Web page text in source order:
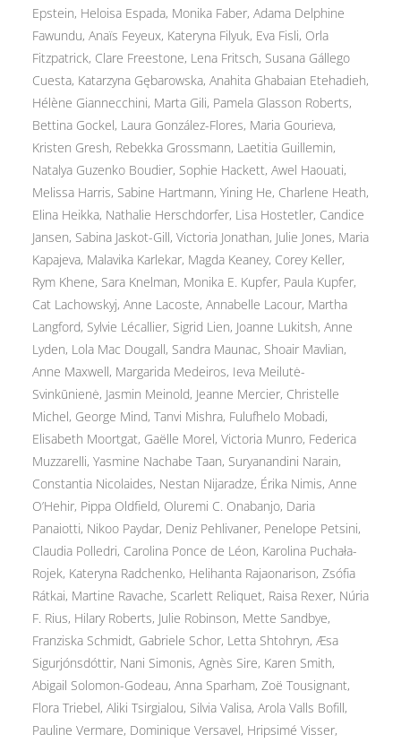
Epstein, Heloisa Espada, Monika Faber, Adama Delphine
Fawundu, Anaïs Feyeux, Kateryna Filyuk, Eva Fisli, Orla
Fitzpatrick, Clare Freestone, Lena Fritsch, Susana Gállego
Cuesta, Katarzyna Gębarowska, Anahita Ghabaian Etehadieh,
Hélène Giannecchini, Marta Gili, Pamela Glasson Roberts,
Bettina Gockel, Laura González-Flores, Maria Gourieva,
Kristen Gresh, Rebekka Grossmann, Laetitia Guillemin,
Natalya Guzenko Boudier, Sophie Hackett, Awel Haouati,
Melissa Harris, Sabine Hartmann, Yining He, Charlene Heath,
Elina Heikka, Nathalie Herschdorfer, Lisa Hostetler, Candice
Jansen, Sabina Jaskot-Gill, Victoria Jonathan, Julie Jones, Maria
Kapajeva, Malavika Karlekar, Magda Keaney, Corey Keller,
Rym Khene, Sara Knelman, Monika E. Kupfer, Paula Kupfer,
Cat Lachowskyj, Anne Lacoste, Annabelle Lacour, Martha
Langford, Sylvie Lécallier, Sigrid Lien, Joanne Lukitsh, Anne
Lyden, Lola Mac Dougall, Sandra Maunac, Shoair Mavlian,
Anne Maxwell, Margarida Medeiros, Ieva Meilutė-
Svinkūnienė, Jasmin Meinold, Jeanne Mercier, Christelle
Michel, George Mind, Tanvi Mishra, Fulufhelo Mobadi,
Elisabeth Moortgat, Gaëlle Morel, Victoria Munro, Federica
Muzzarelli, Yasmine Nachabe Taan, Suryanandini Narain,
Constantia Nicolaides, Nestan Nijaradze, Érika Nimis, Anne
O’Hehir, Pippa Oldfield, Oluremi C. Onabanjo, Daria
Panaiotti, Nikoo Paydar, Deniz Pehlivaner, Penelope Petsini,
Claudia Polledri, Carolina Ponce de Léon, Karolina Puchała-
Rojek, Kateryna Radchenko, Helihanta Rajaonarison, Zsófia
Rátkai, Martine Ravache, Scarlett Reliquet, Raisa Rexer, Núria
F. Rius, Hilary Roberts, Julie Robinson, Mette Sandbye,
Franziska Schmidt, Gabriele Schor, Letta Shtohryn, Æsa
Sigurjónsdóttir, Nani Simonis, Agnès Sire, Karen Smith,
Abigail Solomon-Godeau, Anna Sparham, Zoë Tousignant,
Flora Triebel, Aliki Tsirgialou, Silvia Valisa, Arola Valls Bofill,
Pauline Vermare, Dominique Versavel, Hripsimé Visser,